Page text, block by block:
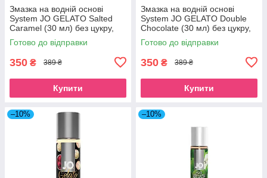
Змазка на водній основі
System JO GELATO Salted
Caramel (30 мл) без цукру,
парабенів та пропіленглік
SO1465
Готово до відправки
350 ₴ 389 ₴
Купити
Змазка на водній основі
System JO GELATO Double
Chocolate (30 мл) без цукру,
парабенів та гліколю SO3504
Готово до відправки
350 ₴ 389 ₴
Купити
–10% –10%